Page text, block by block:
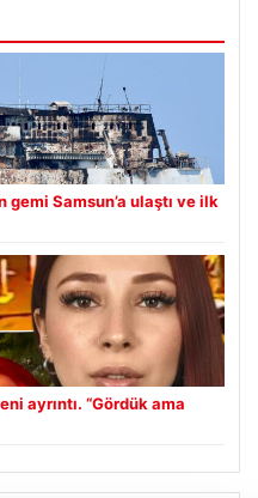
gemi Samsun’a ulaştı ve ilk
ayrıntı. “Gördük ama